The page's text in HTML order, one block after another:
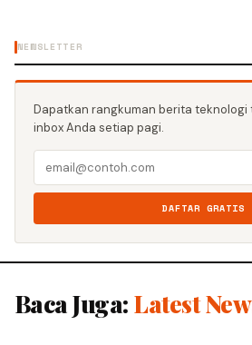
NEWSLETTER
Dapatkan rangkuman berita teknologi
inbox Anda setiap pagi.
DAFTAR GRATIS
Baca Juga: Latest